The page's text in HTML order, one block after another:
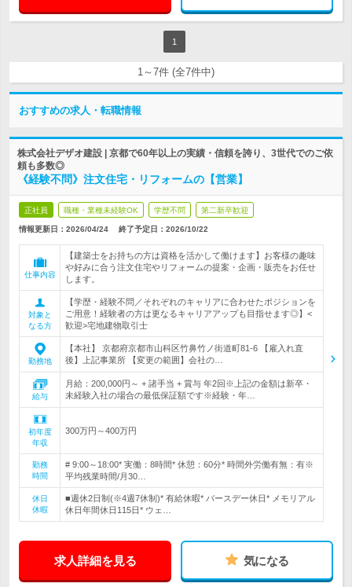
1
1～7件 (全7件中)
おすすめの求人・転職情報
株式会社デザオ建設 | 京都で60年以上の実績・信頼を誇り、3世代でのご依
頼も多数◎
《経験不問》注文住宅・リフォームの【営業】
正社員 職種・業種未経験OK 学歴不問 第二新卒歓迎
情報更新日：2026/04/24 終了予定日： 2026/10/22
仕事内容
【建築士をお持ちの方は資格を活かして働けます】お客様の趣味
や好みに合う注文住宅やリフォームの提案・企画・販売をお任せ
します。
対象と
なる方
【学歴・経験不問／それぞれのキャリアに合わせたポジションを
ご用意！経験者の方は更なるキャリアアップも目指せます◎】<
歓迎>宅地建物取引士
勤務地
【本社】 京都府京都市山科区竹鼻竹ノ街道町81-6 【雇入れ直
後】上記事業所 【変更の範囲】会社の…
給与
月給：200,000円～ + 諸手当 + 賞与 年2回※上記の金額は新卒・
未経験入社の場合の最低保証額です※経験・年…
初年度
年収
300万円～400万円
勤務
時間
# 9:00～18:00* 実働：8時間* 休憩：60分* 時間外労働有無：有※
平均残業時間/月30…
休日
休暇
■週休2日制(※4週7休制)* 有給休暇* バースデー休日* メモリアル
休日年間休日115日* ウェ…
求人詳細を見る 気になる